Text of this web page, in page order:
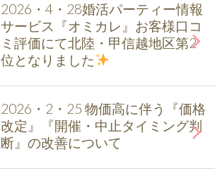
2026・4・28婚活パーティー情報
サービス『オミカレ』お客様口コ
ミ評価にて北陸・甲信越地区第2
位となりました
2026・2・25 物価高に伴う『価格
改定』『開催・中止タイミング判
断』の改善について